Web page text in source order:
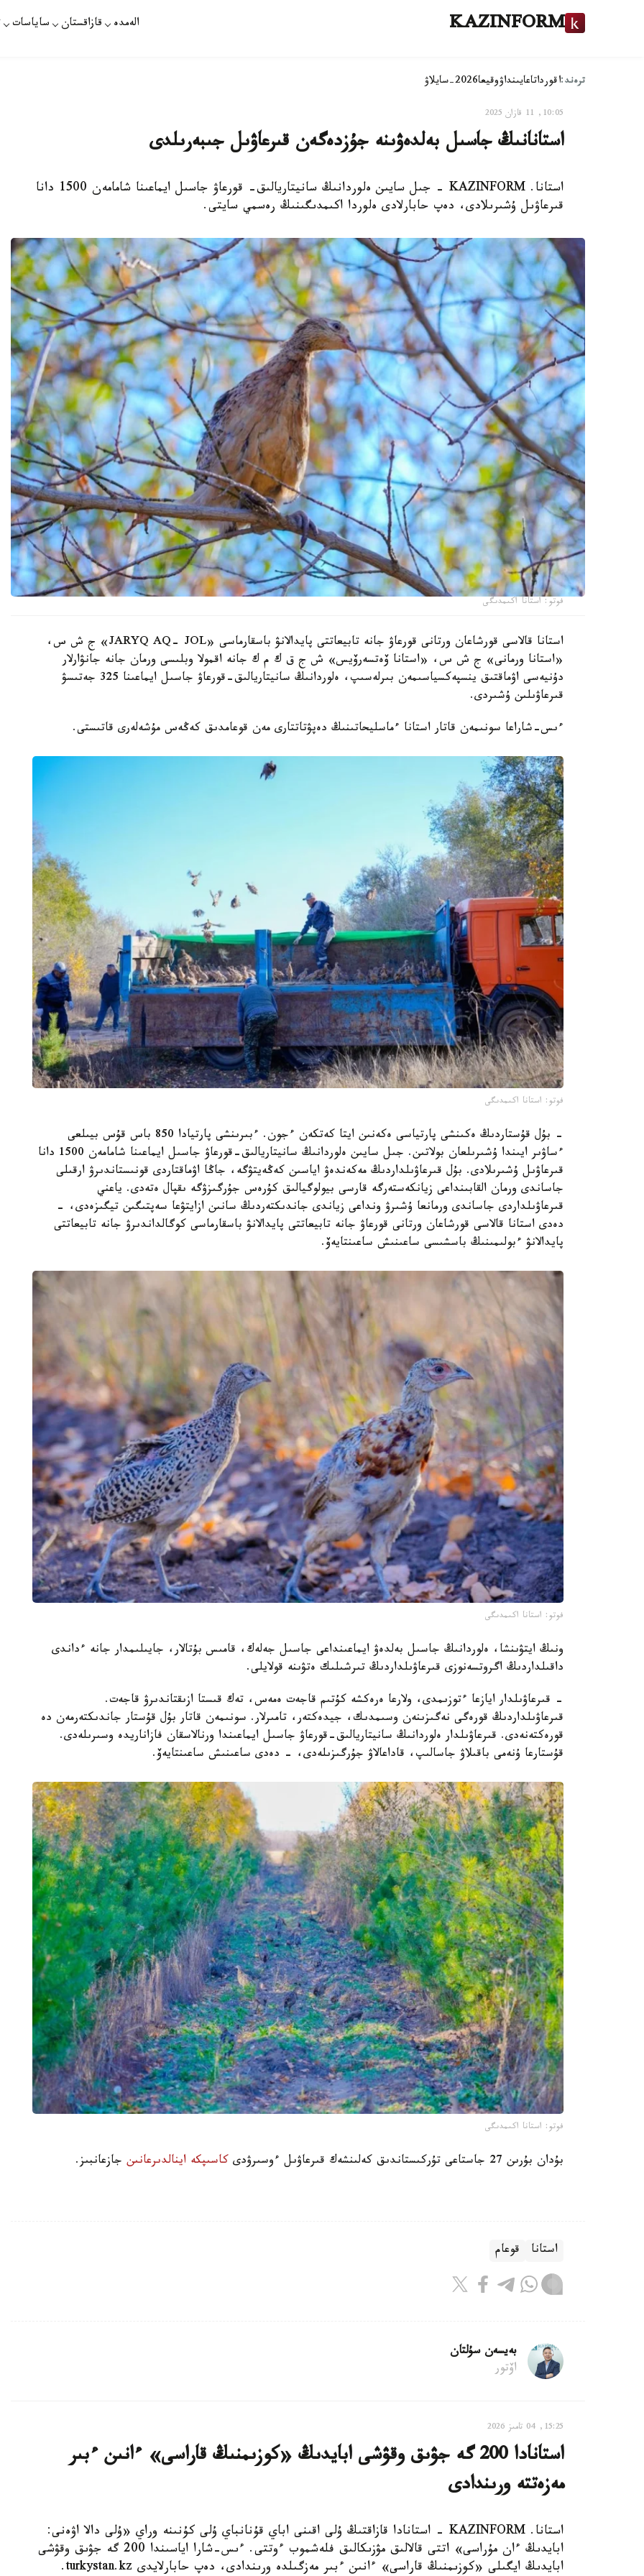
KAZINFORM الەمدە قازاقستان ساياسات
ترەند:اقورداتاعايىنداۋوقيعا2026-سايلاۋ
10:05, 11 قازان 2025
استانانىڭ جاسىل بەلدەۋىنە جۇزدەگەن قىرعاۋىل جىبەرىلدى
استانا. KAZINFORM - جىل سايىن ەلوردانىڭ سانيتاريالىق- قورعاۋ جاسىل ايماعىنا شامامەن 1500 دانا
قىرعاۋىل ۇشىرىلادى، دەپ حابارلادى ەلوردا اكىمدىگىنىڭ رەسمي سايتى.
فوتو: استانا اكىمدىگى
استانا قالاسى قورشاعان ورتانى قورعاۋ جانە تابيعاتتى پايدالانۋ باسقارماسى «JARYQ AQ- JOL» ج ش س،
«استانا ورمانى» ج ش س، «استانا ۆەتسەرۆيس» ش ج ق ك م ك جانە اقمولا وبلىسى ورمان جانە جانۋارلار
دۇنيەسى اۋماقتىق ينسپەكسياسىمەن بىرلەسىپ، ەلوردانىڭ سانيتاريالىق-قورعاۋ جاسىل ايماعىنا 325 جەتىسۋ
قىرعاۋىلىن ۇشىردى.
ءىس-شاراعا سونىمەن قاتار استانا ءماسليحاتىنىڭ دەپۋتاتتارى مەن قوعامدىق كەڭەس مۇشەلەرى قاتىستى.
فوتو: استانا اكىمدىگى
- بۇل قۇستاردىڭ ەكىنشى پارتياسى ەكەنىن ايتا كەتكەن ءجون. ءبىرىنشى پارتيادا 850 باس قۇس بيىلعى
ءساۋىر ايىندا ۇشىرىلعان بولاتىن. جىل سايىن ەلوردانىڭ سانيتاريالىق-قورعاۋ جاسىل ايماعىنا شامامەن 1500 دانا
قىرعاۋىل ۇشىرىلادى. بۇل قىرعاۋىلداردىڭ مەكەندەۋ اياسىن كەڭەيتۋگە، جاڭا اۋماقتاردى قونىستاندىرۋ ارقىلى
جاساندى ورمان القابىنداعى زيانكەستەرگە قارسى بيولوگيالىق كۇرەس جۇرگىزۋگە ىقپال ەتەدى. ياعني
قىرعاۋىلداردى جاساندى ورمانعا ۇشىرۋ ونداعى زياندى جاندىكتەردىڭ سانىن ازايتۋعا سەپتىگىن تيگىزەدى، -
دەدى استانا قالاسى قورشاعان ورتانى قورعاۋ جانە تابيعاتتى پايدالانۋ باسقارماسى كوگالداندىرۋ جانە تابيعاتتى
پايدالانۋ ءبولىمىنىڭ باسشىسى ساعىنىش ساعىنتايەۆ.
فوتو: استانا اكىمدىگى
ونىڭ ايتۋىنشا، ەلوردانىڭ جاسىل بەلدەۋ ايماعىنداعى جاسىل جەلەك، قامىس بۇتالار، جايىلىمدار جانە ءداندى
داقىلداردىڭ اگروتسەنوزى قىرعاۋىلداردىڭ تىرشىلىك ەتۋىنە قولايلى.
- قىرعاۋىلدار ايازعا ءتوزىمدى، ولارعا ەرەكشە كۇتىم قاجەت ەمەس، تەك قىستا ازىقتاندىرۋ قاجەت.
قىرعاۋىلداردىڭ قورەگى نەگىزىنەن وسىمدىك، جيدەكتەر، تامىرلار. سونىمەن قاتار بۇل قۇستار جاندىكتەرمەن دە
قورەكتەنەدى. قىرعاۋىلدار ەلوردانىڭ سانيتاريالىق-قورعاۋ جاسىل ايماعىندا ورنالاسقان فازاناريدە وسىرىلەدى.
قۇستارعا ۇنەمى باقىلاۋ جاسالىپ، قاداعالاۋ جۇرگىزىلەدى، - دەدى ساعىنىش ساعىنتايەۆ.
فوتو: استانا اكىمدىگى
بۇدان بۇرىن 27 جاستاعى تۇركىستاندىق كەلىنشەك قىرعاۋىل ءوسىرۋدى كاسىپكە اينالدىرعانىن جازعانبىز.
استانا قوعام
بەيسەن سۇلتان
اۆتور
15:25, 04 تامىز 2026
استانادا 200 گە جۋىق وقۋشى ابايدىڭ «كوزىمنىڭ قاراسى» ءانىن ءبىر
مەزەتتە ورىندادى
استانا. KAZINFORM - استانادا قازاقتىڭ ۇلى اقىنى اباي قۇنانباي ۇلى كۇنىنە وراي «ۇلى دالا اۋەنى:
ابايدىڭ ءان مۇراسى» اتتى قالالىق مۋزىكالىق فلەشموب ءوتتى. ءىس-شارا اياسىندا 200 گە جۋىق وقۋشى
ابايدىڭ ايگىلى «كوزىمنىڭ قاراسى» ءانىن ءبىر مەزگىلدە ورىندادى، دەپ حابارلايدى turkystan.kz.